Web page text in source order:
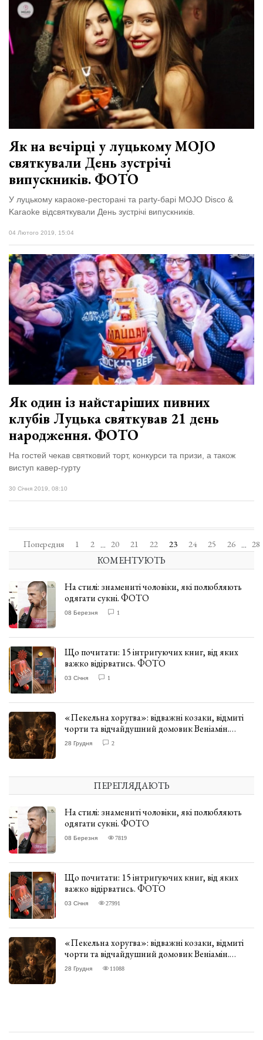
Як на вечірці у луцькому MOJO
святкували День зустрічі
випускників. ФОТО
У луцькому караоке-ресторані та party-барі MOJO Disco &
Karaoke відсвяткували День зустрічі випускників.
04 Лютого 2019, 15:04
Як один із найстаріших пивних
клубів Луцька святкував 21 день
народження. ФОТО
На гостей чекав святковий торт, конкурси та призи, а також
виступ кавер-гурту
30 Січня 2019, 08:10
Попередня 1 2 ... 20 21 22 23 24 25 26 ... 28
КОМЕНТУЮТЬ
На стилі: знамениті чоловіки, які полюбляють
одягати сукні. ФОТО
08 Березня 1
Що почитати: 15 інтригуючих книг, від яких
важко відірватись. ФОТО
03 Січня 1
«Пекельна хоругва»: відважні козаки, відмиті
чорти та відчайдушний домовик Веніамін.
ВІДГУК
28 Грудня 2
ПЕРЕГЛЯДАЮТЬ
На стилі: знамениті чоловіки, які полюбляють
одягати сукні. ФОТО
08 Березня 7819
Що почитати: 15 інтригуючих книг, від яких
важко відірватись. ФОТО
03 Січня 27991
«Пекельна хоругва»: відважні козаки, відмиті
чорти та відчайдушний домовик Веніамін.
ВІДГУК
28 Грудня 11088